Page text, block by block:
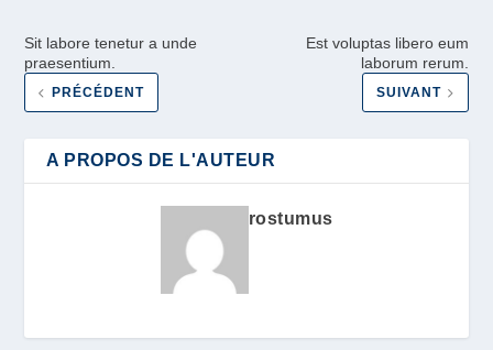
Sit labore tenetur a unde
praesentium.
PRÉCÉDENT
Est voluptas libero eum
laborum rerum.
SUIVANT
A PROPOS DE L'AUTEUR
rostumus